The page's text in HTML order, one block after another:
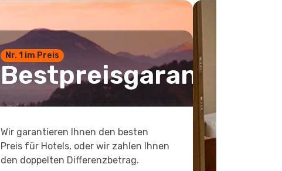
Nr. 1 im Preis
Bestpreisgarantie
Wir garantieren Ihnen den besten
Preis für Hotels, oder wir zahlen Ihnen
den doppelten Differenzbetrag.